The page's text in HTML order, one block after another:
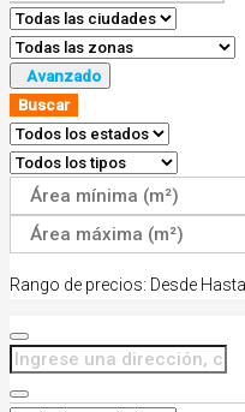
Avanzado
Buscar
Rango de precios: Desde Hasta